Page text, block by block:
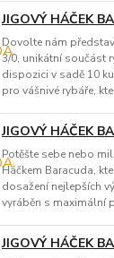
JIGOVÝ HÁČEK
Dovolte nám
3/0, unikátní součást
dispozici v sadě 10
pro vášnivé rybáře,
JIGOVÝ HÁČEK
Potěšte sebe nebo
Háčkem Baracuda,
dosažení nejlepších
vyráběn s maximální
JIGOVÝ HÁČEK